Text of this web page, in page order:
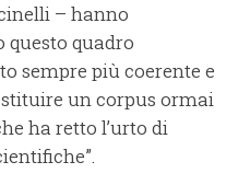
– hanno
quadro
sempre più coerente e
un corpus ormai
ha retto l’urto di